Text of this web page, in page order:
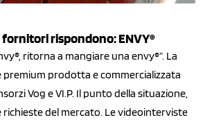
fornitori rispondono: ENVY®
ritorna a mangiare una envy®”. La
premium prodotta e commercializzata
Vog e VI.P. Il punto della situazione,
richieste del mercato. Le videointerviste